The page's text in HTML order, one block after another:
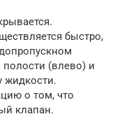
быстро,
полости (влево) и
жидкости.
о том, что
клапан.